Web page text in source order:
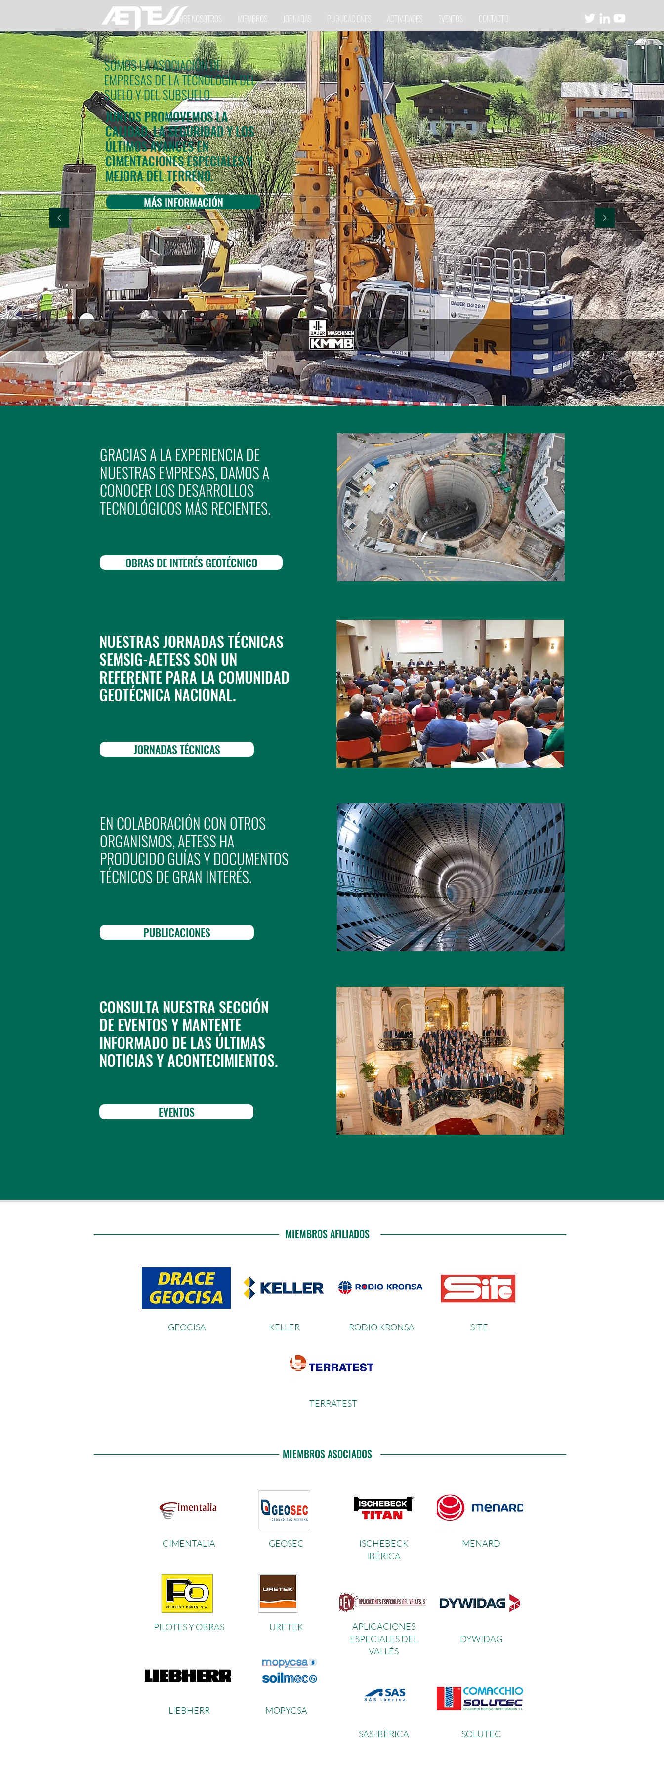
SOBRE NOSOTROS MIEMBROS JORNADAS PUBLICACIONES ACTIVIDADES EVENTOS CONTACTO
MÁS INFORMACIÓN
JUNTOS PROMOVEMOS LA
CALIDAD, LA SEGURIDAD Y LOS
ÚLTIMOS AVANCES EN
CIMENTACIONES ESPECIALES Y
MEJORA DEL TERRENO.
SOMOS LA ASOCIACIÓN DE
EMPRESAS DE LA TECNOLOGÍA DEL
SUELO Y DEL SUBSUELO.
GRACIAS A LA EXPERIENCIA DE
NUESTRAS EMPRESAS, DAMOS A
CONOCER LOS DESARROLLOS
TECNOLÓGICOS MÁS RECIENTES.
OBRAS DE INTERÉS GEOTÉCNICO
NUESTRAS JORNADAS TÉCNICAS
SEMSIG-AETESS SON UN
REFERENTE PARA LA COMUNIDAD
GEOTÉCNICA NACIONAL.
JORNADAS TÉCNICAS
EN COLABORACIÓN CON OTROS
ORGANISMOS, AETESS HA
PRODUCIDO GUÍAS Y DOCUMENTOS
TÉCNICOS DE GRAN INTERÉS.
PUBLICACIONES
CONSULTA NUESTRA SECCIÓN
DE EVENTOS Y MANTENTE
INFORMADO DE LAS ÚLTIMAS
NOTICIAS Y ACONTECIMIENTOS.
EVENTOS
MIEMBROS AFILIADOS
GEOCISA KELLER RODIO KRONSA SITE
TERRATEST
MIEMBROS ASOCIADOS
CIMENTALIA
PILOTES Y OBRAS
LIEBHERR
GEOSEC
URETEK
MOPYCSA
ISCHEBECK
IBÉRICA
APLICACIONES
ESPECIALES DEL
VALLÉS
SAS IBÉRICA
MENARD
DYWIDAG
SOLUTEC